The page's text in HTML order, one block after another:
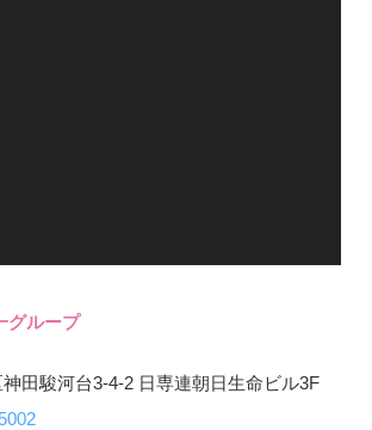
グループ
田駿河台3-4-2 日専連朝日生命ビル3F